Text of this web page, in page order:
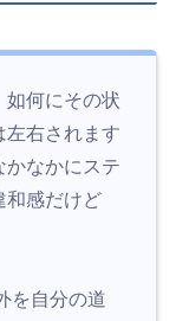
如何にその状
左右されます
かなかにステ
和感だけど
を自分の道